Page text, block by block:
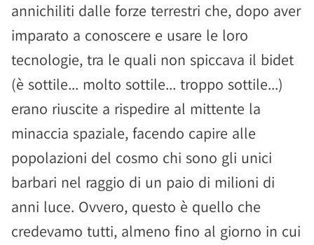
annichiliti dalle forze terrestri che, dopo aver
imparato a conoscere e usare le loro
tecnologie, tra le quali non spiccava il bidet
(è sottile... molto sottile... troppo sottile...)
erano riuscite a rispedire al mittente la
minaccia spaziale, facendo capire alle
popolazioni del cosmo chi sono gli unici
barbari nel raggio di un paio di milioni di
anni luce. Ovvero, questo è quello che
credevamo tutti, almeno fino al giorno in cui